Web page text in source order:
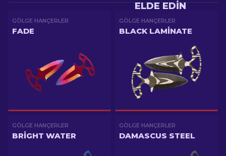
ELDE EDIN
GÖLGE HANÇERLER
FADE
GÖLGE HANÇERLER
BLACK LAMINATE
GÖLGE HANÇERLER
BRIGHT WATER
GÖLGE HANÇERLER
DAMASCUS STEEL